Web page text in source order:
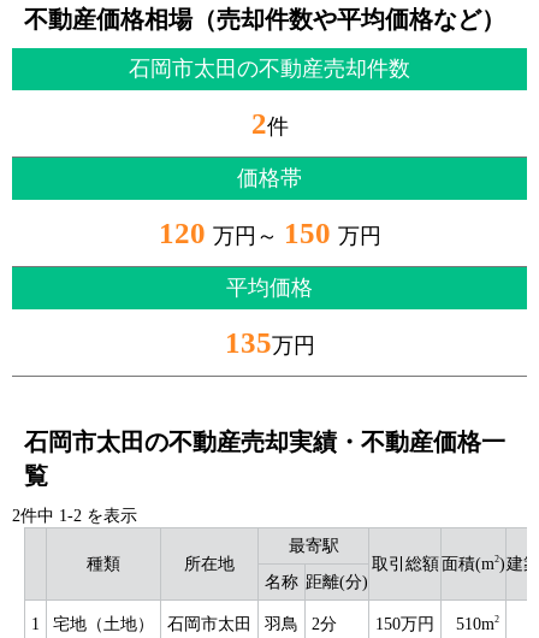
不動産価格相場（売却件数や平均価格など）
石岡市太田の不動産売却件数
2件
価格帯
120 万円～ 150 万円
平均価格
135万円
石岡市太田の不動産売却実績・不動産価格一
覧
2件中 1-2 を表示
種類 所在地
最寄駅
取引総額面積(m2)建
名称 距離(分)
1 宅地（土地） 石岡市太田 羽鳥 2分 150万円 510m2